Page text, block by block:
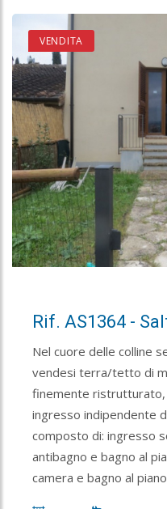
VENDITA
Rif. AS1364 -
Nel cuore delle colline
vendesi terra/tetto di
finemente ristrutturato,
ingresso indipendente
composto di: ingresso
antibagno e bagno al
camera e bagno al